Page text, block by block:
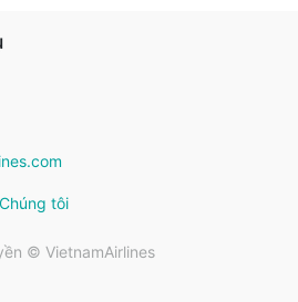
tôi
© VietnamAirlines